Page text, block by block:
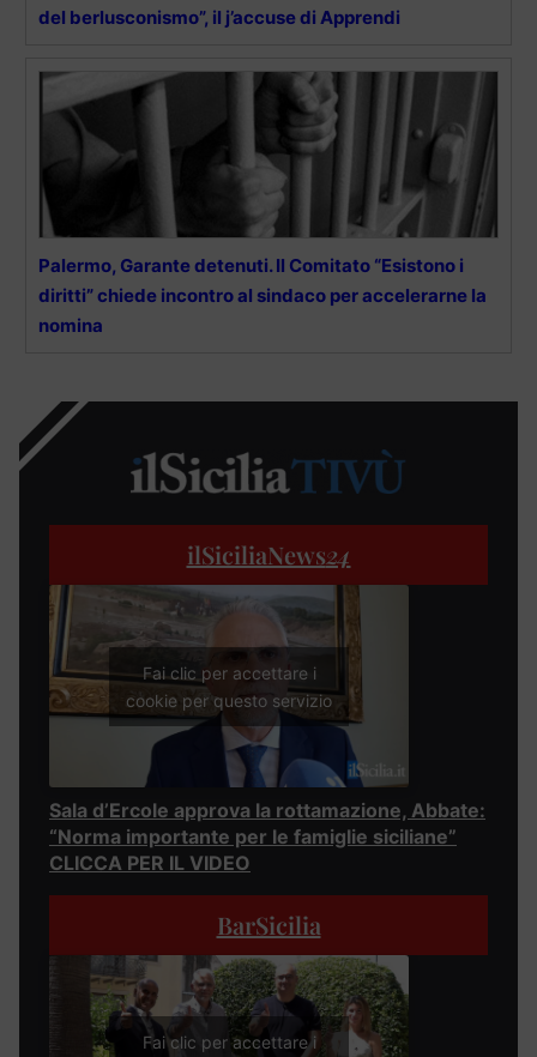
del berlusconismo”, il j’accuse di Apprendi
Palermo, Garante detenuti. Il Comitato “Esistono i
diritti” chiede incontro al sindaco per accelerarne la
nomina
ilSiciliaNews24
Fai clic per accettare i
cookie per questo servizio
Sala d’Ercole approva la rottamazione, Abbate:
“Norma importante per le famiglie siciliane”
CLICCA PER IL VIDEO
BarSicilia
Fai clic per accettare i